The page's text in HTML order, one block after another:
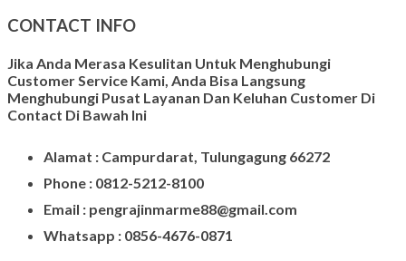
CONTACT INFO
Jika Anda Merasa Kesulitan Untuk Menghubungi
Customer Service Kami, Anda Bisa Langsung
Menghubungi Pusat Layanan Dan Keluhan Customer Di
Contact Di Bawah Ini
Alamat : Campurdarat, Tulungagung 66272
Phone : 0812-5212-8100
Email : pengrajinmarme88@gmail.com
Whatsapp : 0856-4676-0871